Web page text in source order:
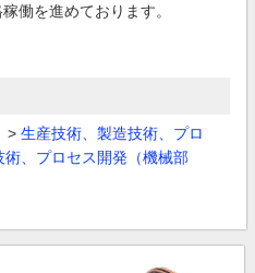
働を進めております。
> 生産技術、製造技術、プロ
術、プロセス開発（機械部